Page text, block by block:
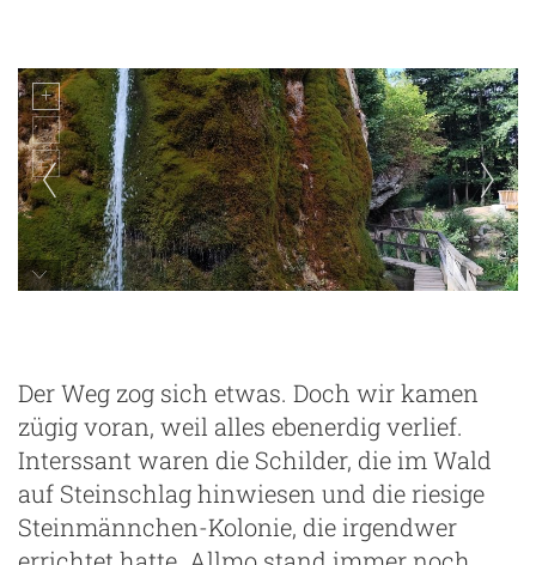
Der Weg zog sich etwas. Doch wir kamen
zügig voran, weil alles ebenerdig verlief.
Interssant waren die Schilder, die im Wald
auf Steinschlag hinwiesen und die riesige
Steinmännchen-Kolonie, die irgendwer